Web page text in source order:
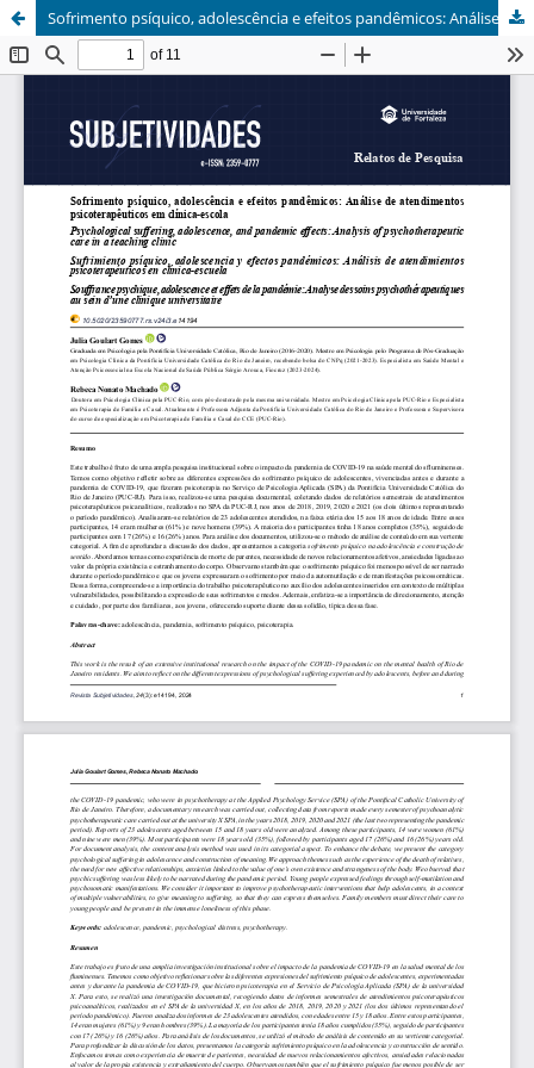
Sofrimento psíquico, adolescência e efeitos pandêmicos: Análise de atendimentos psicoterapêuticos em clínica-escola